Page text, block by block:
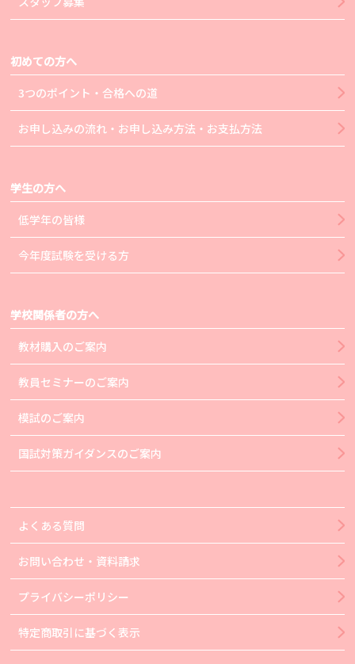
初めての方へ
3つのポイント・合格への道
お申し込みの流れ・お申し込み方法・お支払方法
学生の方へ
低学年の皆様
今年度試験を受ける方
学校関係者の方へ
教材購入のご案内
教員セミナーのご案内
模試のご案内
国試対策ガイダンスのご案内
よくある質問
お問い合わせ・資料請求
プライバシーポリシー
特定商取引に基づく表示